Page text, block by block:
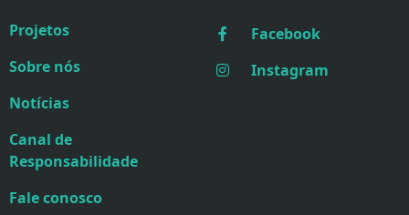
Projetos
Sobre nós
Notícias
Canal de
Responsabilidade
Fale conosco
Facebook
Instagram